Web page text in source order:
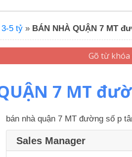
5 tỷ » BÁN NHÀ QUẬN 7 MT
7 MT
bán nhà quận 7 MT đường số p
Sales Manager